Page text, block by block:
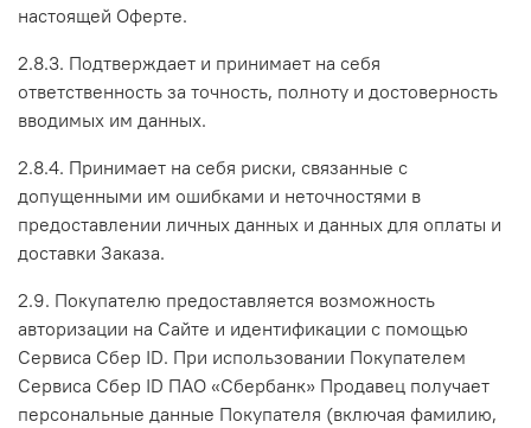
настоящей Оферте.
2.8.3. Подтверждает и принимает на себя
ответственность за точность, полноту и достоверность
вводимых им данных.
2.8.4. Принимает на себя риски, связанные с
допущенными им ошибками и неточностями в
предоставлении личных данных и данных для оплаты и
доставки Заказа.
2.9. Покупателю предоставляется возможность
авторизации на Сайте и идентификации с помощью
Сервиса Сбер ID. При использовании Покупателем
Сервиса Сбер ID ПАО «Сбербанк» Продавец получает
персональные данные Покупателя (включая фамилию,